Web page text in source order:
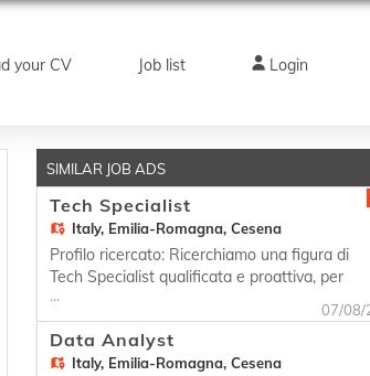
your CV Job list Login
SIMILAR JOB ADS
Tech Specialist
Italy, Emilia-Romagna, Cesena
Profilo ricercato: Ricerchiamo una figura di
Tech Specialist qualificata e proattiva, per
unirsi al nostro team NOC. La persona si
dedicherà al supporto tecnico agli utenti
finali, garantendo la manutenzione e il
funzionamento delle dotazioni aziendali e
...
07/08/
Data Analyst
Italy, Emilia-Romagna, Cesena